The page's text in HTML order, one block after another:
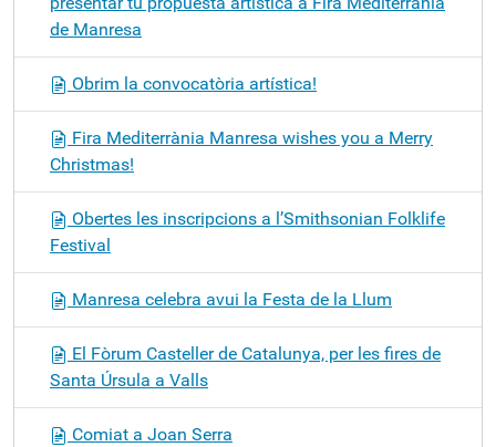
de Manresa
Obrim la convocatòria artística!
Fira Mediterrània Manresa wishes you a Merry
Christmas!
Obertes les inscripcions a l’Smithsonian Folklife
Festival
Manresa celebra avui la Festa de la Llum
El Fòrum Casteller de Catalunya, per les fires de
Santa Úrsula a Valls
Comiat a Joan Serra